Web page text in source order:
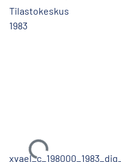
Tilastokeskus
1983